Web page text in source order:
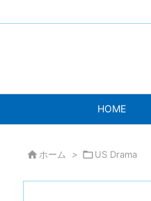
HOME
 ホーム > US Drama